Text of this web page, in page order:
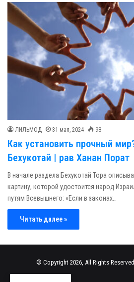
ЛИЛЬМОД 31 мая, 2024 98
Как установить прочный
Бехукотай | рав Ханан Порат
В начале раздела Бехукотай Тора
картину, которой удостоится народ
путям Всевышнего: «Если в законах…
Читать далее »
© Copyright 2026, All Rights